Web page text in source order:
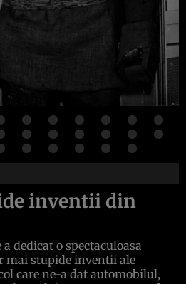
inventii din
dedicat o spectaculoasa
mai stupide inventii ale
care ne-a dat automobilul,